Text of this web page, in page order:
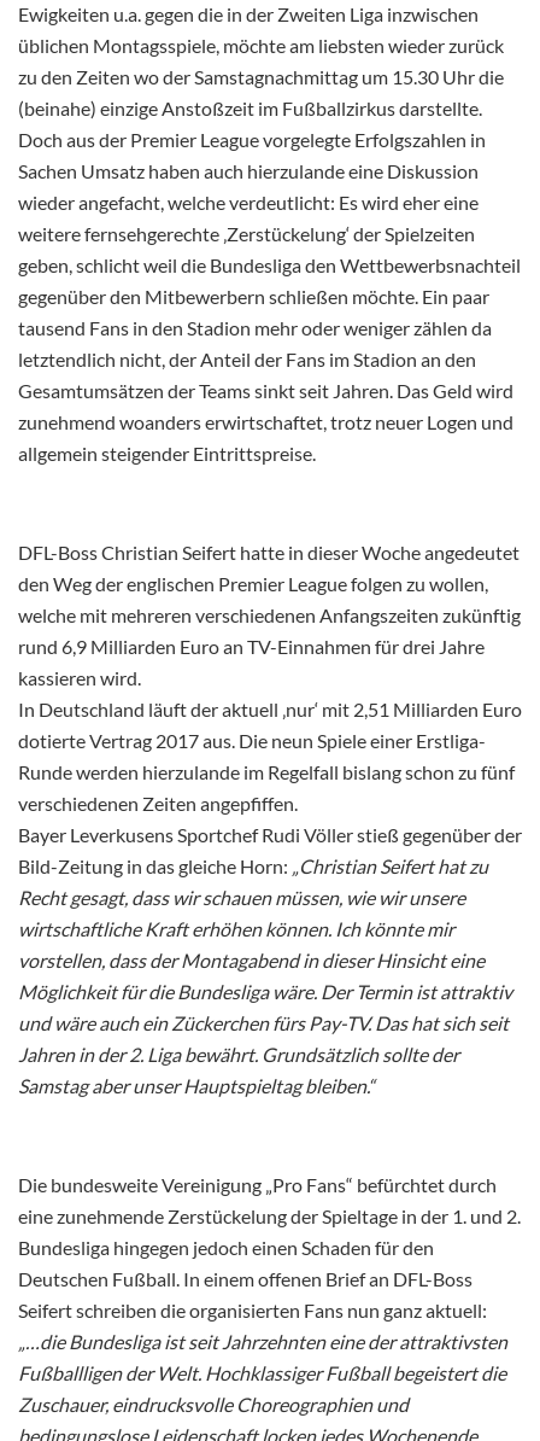
Ewigkeiten u.a. gegen die in der Zweiten Liga inzwischen
üblichen Montagsspiele, möchte am liebsten wieder zurück
zu den Zeiten wo der Samstagnachmittag um 15.30 Uhr die
(beinahe) einzige Anstoßzeit im Fußballzirkus darstellte.
Doch aus der Premier League vorgelegte Erfolgszahlen in
Sachen Umsatz haben auch hierzulande eine Diskussion
wieder angefacht, welche verdeutlicht: Es wird eher eine
weitere fernsehgerechte ‚Zerstückelung‘ der Spielzeiten
geben, schlicht weil die Bundesliga den Wettbewerbsnachteil
gegenüber den Mitbewerbern schließen möchte. Ein paar
tausend Fans in den Stadion mehr oder weniger zählen da
letztendlich nicht, der Anteil der Fans im Stadion an den
Gesamtumsätzen der Teams sinkt seit Jahren. Das Geld wird
zunehmend woanders erwirtschaftet, trotz neuer Logen und
allgemein steigender Eintrittspreise.
DFL-Boss Christian Seifert hatte in dieser Woche angedeutet
den Weg der englischen Premier League folgen zu wollen,
welche mit mehreren verschiedenen Anfangszeiten zukünftig
rund 6,9 Milliarden Euro an TV-Einnahmen für drei Jahre
kassieren wird.
In Deutschland läuft der aktuell ‚nur‘ mit 2,51 Milliarden Euro
dotierte Vertrag 2017 aus. Die neun Spiele einer Erstliga-
Runde werden hierzulande im Regelfall bislang schon zu fünf
verschiedenen Zeiten angepfiffen.
Bayer Leverkusens Sportchef Rudi Völler stieß gegenüber der
Bild-Zeitung in das gleiche Horn: „Christian Seifert hat zu
Recht gesagt, dass wir schauen müssen, wie wir unsere
wirtschaftliche Kraft erhöhen können. Ich könnte mir
vorstellen, dass der Montagabend in dieser Hinsicht eine
Möglichkeit für die Bundesliga wäre. Der Termin ist attraktiv
und wäre auch ein Zückerchen fürs Pay-TV. Das hat sich seit
Jahren in der 2. Liga bewährt. Grundsätzlich sollte der
Samstag aber unser Hauptspieltag bleiben.“
Die bundesweite Vereinigung „Pro Fans“ befürchtet durch
eine zunehmende Zerstückelung der Spieltage in der 1. und 2.
Bundesliga hingegen jedoch einen Schaden für den
Deutschen Fußball. In einem offenen Brief an DFL-Boss
Seifert schreiben die organisierten Fans nun ganz aktuell:
„…die Bundesliga ist seit Jahrzehnten eine der attraktivsten
Fußballligen der Welt. Hochklassiger Fußball begeistert die
Zuschauer, eindrucksvolle Choreographien und
bedingungslose Leidenschaft locken jedes Wochenende